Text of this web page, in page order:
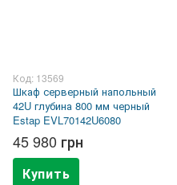
Код: 13569
Шкаф серверный напольный
42U глубина 800 мм черный
Estap EVL70142U6080
45 980 грн
Купить